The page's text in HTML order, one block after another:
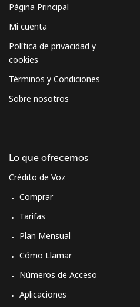
Página Principal
Mi cuenta
Política de privacidad y
cookies
Términos y Condiciones
Sobre nosotros
Lo que ofrecemos
Crédito de Voz
Comprar
Tarifas
Plan Mensual
Cómo Llamar
Números de Acceso
Aplicaciones